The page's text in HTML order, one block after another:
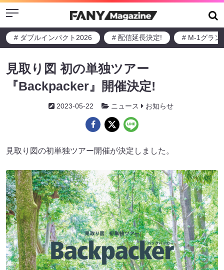
Menu
# ダブルインパクト2026 # 配信延長決定! # M-1グラン
見取り図 初の単独ツアー
『Backpacker』開催決定!
2023-05-22 ニュース お知らせ
見取り図の初単独ツアー開催が決定しました。